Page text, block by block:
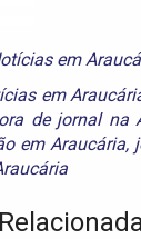
em
em
de jornal na
em Araucária,